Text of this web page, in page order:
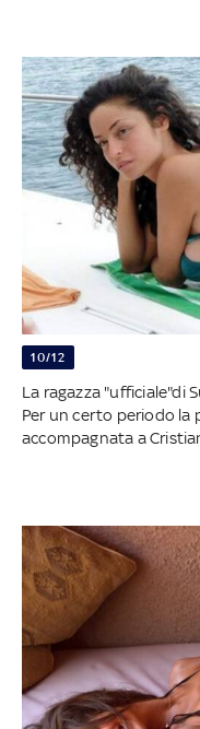
10/12
La ragazza "ufficiale"di
Per un certo periodo la
accompagnata a